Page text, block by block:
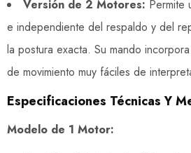
Versión de 2 Motores: Permite
e independiente del respaldo y del
la postura exacta. Su mando incorpora
de movimiento muy fáciles de
Especificaciones Técnicas Y
Modelo de 1 Motor: